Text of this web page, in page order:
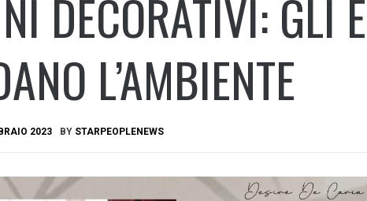
DECORATIVI: GLI
L’AMBIENTE
2023 BY STARPEOPLENEWS